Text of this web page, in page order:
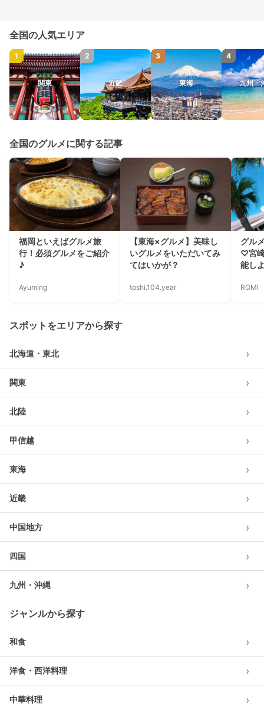
全国の人気エリア
1
関東
2
近畿
3
東海
4
九州・
全国のグルメに関する記事
福岡といえばグルメ旅
行！必須グルメをご紹介
♪
Ayuming
【東海×グルメ】美味し
いグルメをいただいてみ
てはいかが？
toshi.104.year
グル
♡宮
能し
ROMI
スポットをエリアから探す
北海道・東北 ›
関東 ›
北陸 ›
甲信越 ›
東海 ›
近畿 ›
中国地方 ›
四国 ›
九州・沖縄 ›
ジャンルから探す
和食 ›
洋食・西洋料理 ›
中華料理 ›